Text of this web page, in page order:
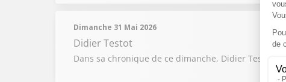
Dimanche 31 Mai 2026
Didier Testot
Dans sa chronique de ce dimanche, Didier Testot